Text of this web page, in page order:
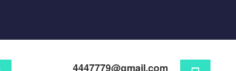
4447779@gmail.com